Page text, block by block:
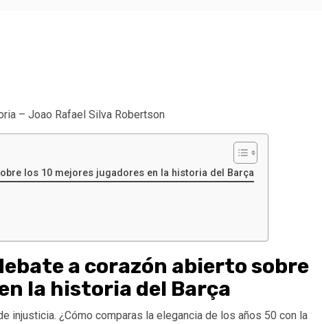
– Joao Rafael Silva Robertson
los 10 mejores jugadores en la historia del Barça
a corazón abierto sobre
la historia del Barça
injusticia. ¿Cómo comparas la elegancia de los años 50 con la